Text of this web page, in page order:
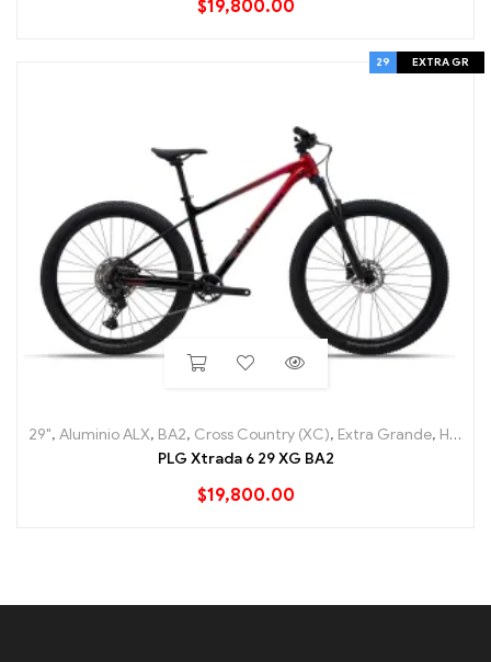
$19,800.00
29 EXTRA GR
29", Aluminio ALX, BA2, Cross Country (XC), Extra Grande, Hard Tail
PLG Xtrada 6 29 XG BA2
$19,800.00